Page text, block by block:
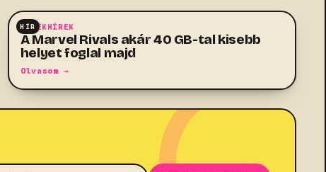
HÍR
JÁTÉKHÍREK
A Marvel Rivals akár 40 GB-tal kisebb
helyet foglal majd
Olvasom →